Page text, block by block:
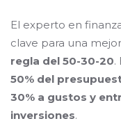
El experto en
clave para una
regla del 50-30-20.
50% del
30% a gustos y
inversiones.